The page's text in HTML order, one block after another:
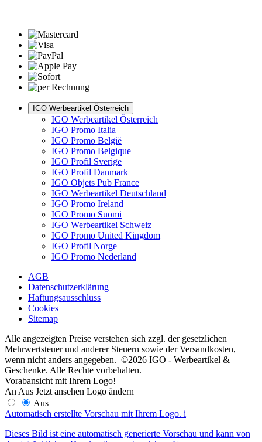
IGO Werbeartikel Österreich
IGO Werbeartikel Österreich
IGO Promo Italia
IGO Promo België
IGO Promo Belgique
IGO Profil Sverige
IGO Profil Danmark
IGO Objets Pub France
IGO Werbeartikel Deutschland
IGO Promo Ireland
IGO Promo Suomi
IGO Werbeartikel Schweiz
IGO Promo United Kingdom
IGO Profil Norge
IGO Promo Nederland
AGB
Datenschutzerklärung
Haftungsausschluss
Cookies
Sitemap
Alle angezeigten Preise verstehen sich zzgl. der gesetzlichen
Mehrwertsteuer und anderer Steuern sowie der Versandkosten,
wenn nicht anders angegeben. ©2026 IGO - Werbeartikel &
Geschenke. Alle Rechte vorbehalten.
Vorabansicht mit Ihrem Logo!
An Aus Jetzt ansehen Logo ändern
Aus
Automatisch erstellte Vorschau mit Ihrem Logo. i
Dieses Bild ist eine automatisch generierte Vorschau und kann von